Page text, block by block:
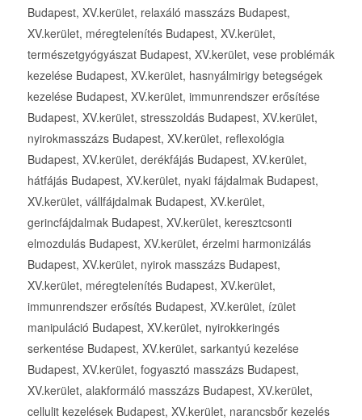
Budapest, XV.kerület, relaxáló masszázs Budapest,
XV.kerület, méregtelenítés Budapest, XV.kerület,
természetgyógyászat Budapest, XV.kerület, vese problémák
kezelése Budapest, XV.kerület, hasnyálmirigy betegségek
kezelése Budapest, XV.kerület, immunrendszer erősítése
Budapest, XV.kerület, stresszoldás Budapest, XV.kerület,
nyirokmasszázs Budapest, XV.kerület, reflexológia
Budapest, XV.kerület, derékfájás Budapest, XV.kerület,
hátfájás Budapest, XV.kerület, nyaki fájdalmak Budapest,
XV.kerület, vállfájdalmak Budapest, XV.kerület,
gerincfájdalmak Budapest, XV.kerület, keresztcsonti
elmozdulás Budapest, XV.kerület, érzelmi harmonizálás
Budapest, XV.kerület, nyirok masszázs Budapest,
XV.kerület, méregtelenítés Budapest, XV.kerület,
immunrendszer erősítés Budapest, XV.kerület, ízület
manipuláció Budapest, XV.kerület, nyirokkeringés
serkentése Budapest, XV.kerület, sarkantyú kezelése
Budapest, XV.kerület, fogyasztó masszázs Budapest,
XV.kerület, alakformáló masszázs Budapest, XV.kerület,
cellulit kezelések Budapest, XV.kerület, narancsbőr kezelés